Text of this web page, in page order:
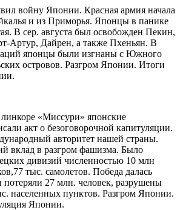
войну Японии. Красная армия начала
и из Приморья. Японцы в панике
В сер. августа был освобожден Пекин,
Артур, Дайрен, а также Пхеньян. В
японцы были изгнаны с Южного
островов. Разгром Японии. Итоги
линкоре «Миссури» японские
акт о безоговорочной капитуляции.
авторитет нашей страны.
вклад в разгром фашизма. Было
дивизий численностью 10 млн
тыс. самолетов. Победа далась
27 млн. человек, разрушены
населенных пунктов. Разгром Японии.
Японии.